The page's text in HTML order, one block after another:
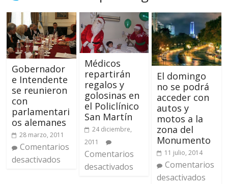
Gobernador
e Intendente
se reunieron
con
parlamentari
os alemanes
28 marzo, 2011
Comentarios
desactivados
Médicos
repartirán
regalos y
golosinas en
el Policlínico
San Martín
24 diciembre,
2011
Comentarios
desactivados
El domingo
no se podrá
acceder con
autos y
motos a la
zona del
Monumento
11 julio, 2014
Comentarios
desactivados